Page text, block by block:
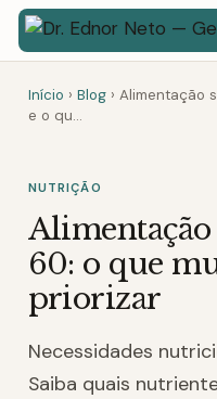
Início › Blog › Alimentação
e o qu…
NUTRIÇÃO
Alimentação
60: o que
priorizar
Necessidades
Saiba quais